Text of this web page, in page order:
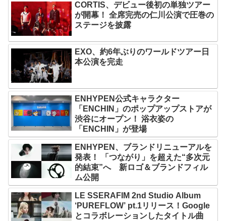
CORTIS、デビュー後初の単独ツアー
が開幕！ 全席完売の仁川公演で圧巻の
ステージを披露
EXO、約6年ぶりのワールドツアー日
本公演を完走
ENHYPEN公式キャラクター
「ENCHIN」のポップアップストアが
渋谷にオープン！ 浴衣姿の
「ENCHIN」が登場
ENHYPEN、ブランドリニューアルを
発表！ 「つながり」を超えた“多次元
的結束”へ 新ロゴ＆ブランドフィル
ム公開
LE SSERAFIM 2nd Studio Album
‘PUREFLOW’ pt.1リリース！Google
とコラボレーションしたタイトル曲